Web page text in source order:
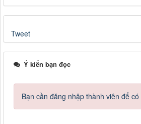
Tweet
Ý kiến bạn đọc
Bạn cần đăng nhập thành viên để